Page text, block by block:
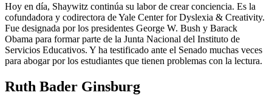
Hoy en día, Shaywitz continúa su labor de crear conciencia. Es la
cofundadora y codirectora de Yale Center for Dyslexia & Creativity.
Fue designada por los presidentes George W. Bush y Barack
Obama para formar parte de la Junta Nacional del Instituto de
Servicios Educativos. Y ha testificado ante el Senado muchas veces
para abogar por los estudiantes que tienen problemas con la lectura.
Ruth Bader Ginsburg